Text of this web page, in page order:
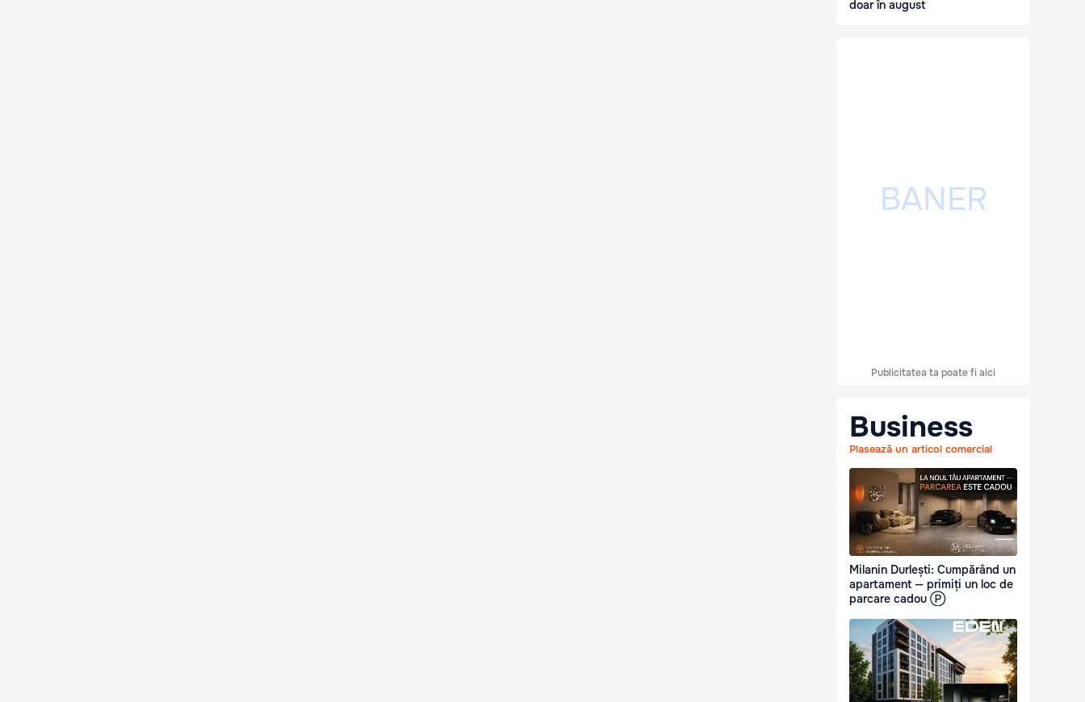
doar în august
Publicitatea ta poate fi aici
Business
Plasează un articol comercial
Milanin Durlești: Cumpărând un
apartament — primiți un loc de
parcare cadou Ⓟ